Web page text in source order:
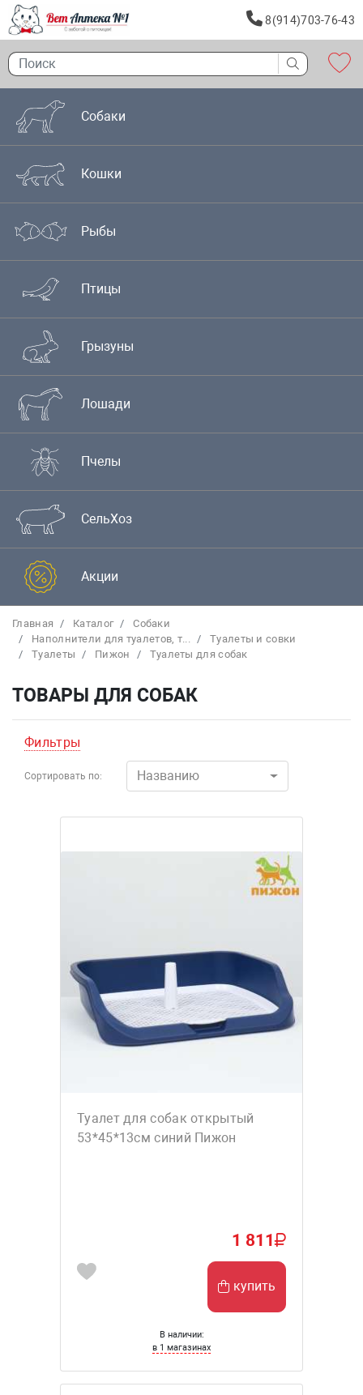
8(914)703-76-43
Собаки
Кошки
Рыбы
Птицы
Грызуны
Лошади
Пчелы
СельХоз
Акции
Главная Каталог
Собаки
Наполнители для туалетов, т...
Туалеты и совки
Туалеты
Пижон Туалеты для собак
ТОВАРЫ ДЛЯ СОБАК
Фильтры
Сортировать по: Названию
Туалет для собак открытый
53*45*13см синий Пижон
1 811
купить
В наличии:
в 1 магазинах